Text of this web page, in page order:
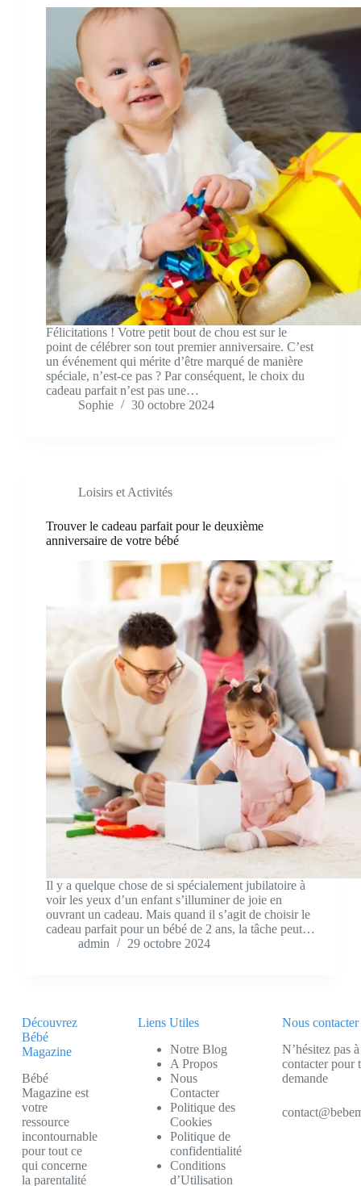
Félicitations ! Votre petit bout de chou est sur le
point de célébrer son tout premier anniversaire. C’est
un événement qui mérite d’être marqué de manière
spéciale, n’est-ce pas ? Par conséquent, le choix du
cadeau parfait n’est pas une…
Sophie
30 octobre 2024
Loisirs et Activités
Trouver le cadeau parfait pour le deuxième
anniversaire de votre bébé
Il y a quelque chose de si spécialement jubilatoire à
voir les yeux d’un enfant s’illuminer de joie en
ouvrant un cadeau. Mais quand il s’agit de choisir le
cadeau parfait pour un bébé de 2 ans, la tâche peut…
admin
29 octobre 2024
Découvrez
Bébé
Magazine
Bébé
Magazine est
votre
ressource
incontournable
pour tout ce
qui concerne
la parentalité
Liens Utiles
Notre Blog
A Propos
Nous
Contacter
Politique des
Cookies
Politique de
confidentialité
Conditions
d’Utilisation
Nous contacter
N’hésitez pas
contacter pour
demande